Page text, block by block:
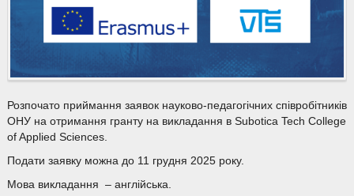
Розпочато приймання заявок науково-педагогічних співробітників
ОНУ на отримання гранту на викладання в Subotica Tech College
of Applied Sciences.
Подати заявку можна до 11 грудня 2025 року.
Мова викладання – англійська.